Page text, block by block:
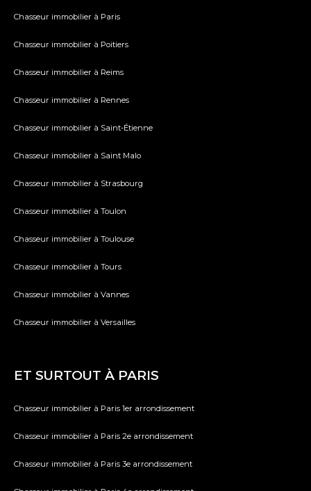
Chasseur immobilier à Paris
Chasseur immobilier à Poitiers
Chasseur immobilier à Reims
Chasseur immobilier à Rennes
Chasseur immobilier à Saint-Étienne
Chasseur immobilier à Saint Malo
Chasseur immobilier à Strasbourg
Chasseur immobilier à Toulon
Chasseur immobilier à Toulouse
Chasseur immobilier à Tours
Chasseur immobilier à Vannes
Chasseur immobilier à Versailles
ET SURTOUT À PARIS
Chasseur immobilier à Paris 1er arrondissement
Chasseur immobilier à Paris 2e arrondissement
Chasseur immobilier à Paris 3e arrondissement